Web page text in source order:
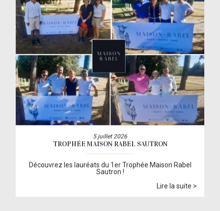
5 juillet 2026
TROPHÉE MAISON RABEL SAUTRON
Découvrez les lauréats du 1er Trophée Maison Rabel
Sautron !
Lire la suite >